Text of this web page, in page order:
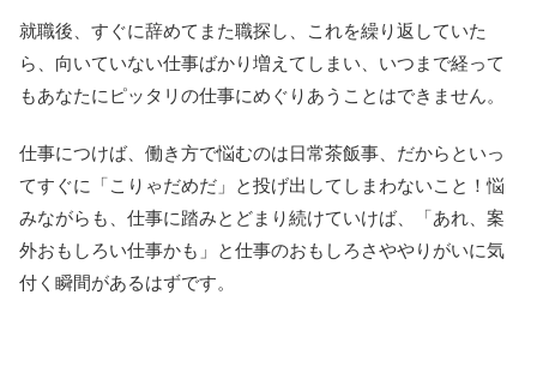
就職後、すぐに辞めてまた職探し、これを繰り返していた
ら、向いていない仕事ばかり増えてしまい、いつまで経って
もあなたにピッタリの仕事にめぐりあうことはできません。
仕事につけば、働き方で悩むのは日常茶飯事、だからといっ
てすぐに「こりゃだめだ」と投げ出してしまわないこと！悩
みながらも、仕事に踏みとどまり続けていけば、「あれ、案
外おもしろい仕事かも」と仕事のおもしろさややりがいに気
付く瞬間があるはずです。